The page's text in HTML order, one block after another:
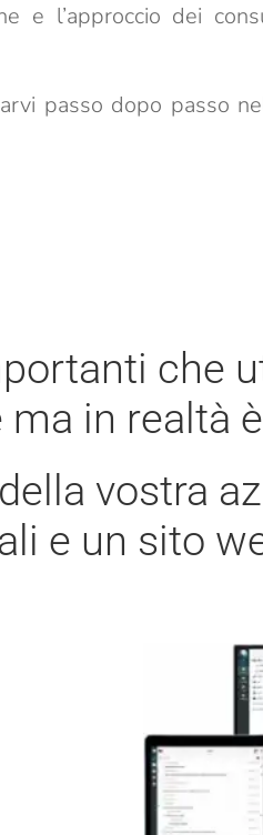
e l’approccio dei
passo dopo passo
che
in realtà
vostra
e un sito